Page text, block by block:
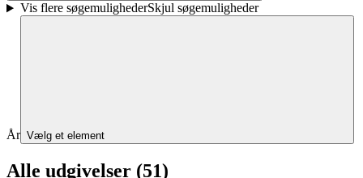
Vis flere søgemulighederSkjul søgemuligheder
År Vælg et element
Alle udgivelser (51)